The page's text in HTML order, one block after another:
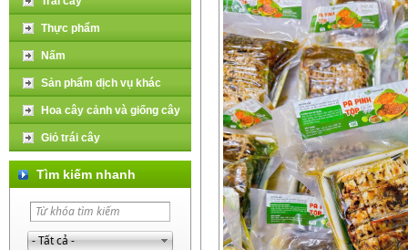
Thực phẩm
Nấm
Sản phẩm dịch vụ khác
Hoa cây cảnh và giống cây
Giỏ trái cây
Tìm kiếm nhanh